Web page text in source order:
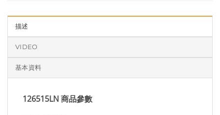
描述
VIDEO
基本資料
126515LN 商品參數